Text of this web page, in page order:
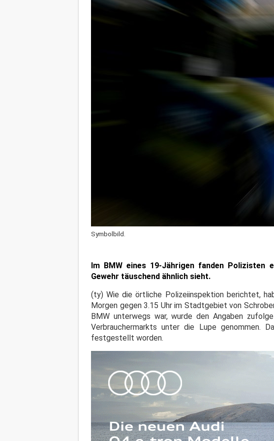
Symbolbild.
Im BMW eines 19-Jährigen fanden Polizisten
Gewehr täuschend ähnlich sieht.
(ty) Wie die örtliche Polizeiinspektion berichtet,
Morgen gegen 3.15 Uhr im Stadtgebiet von
BMW unterwegs war, wurde den Angaben
Verbrauchermarkts unter die Lupe genommen.
festgestellt worden.